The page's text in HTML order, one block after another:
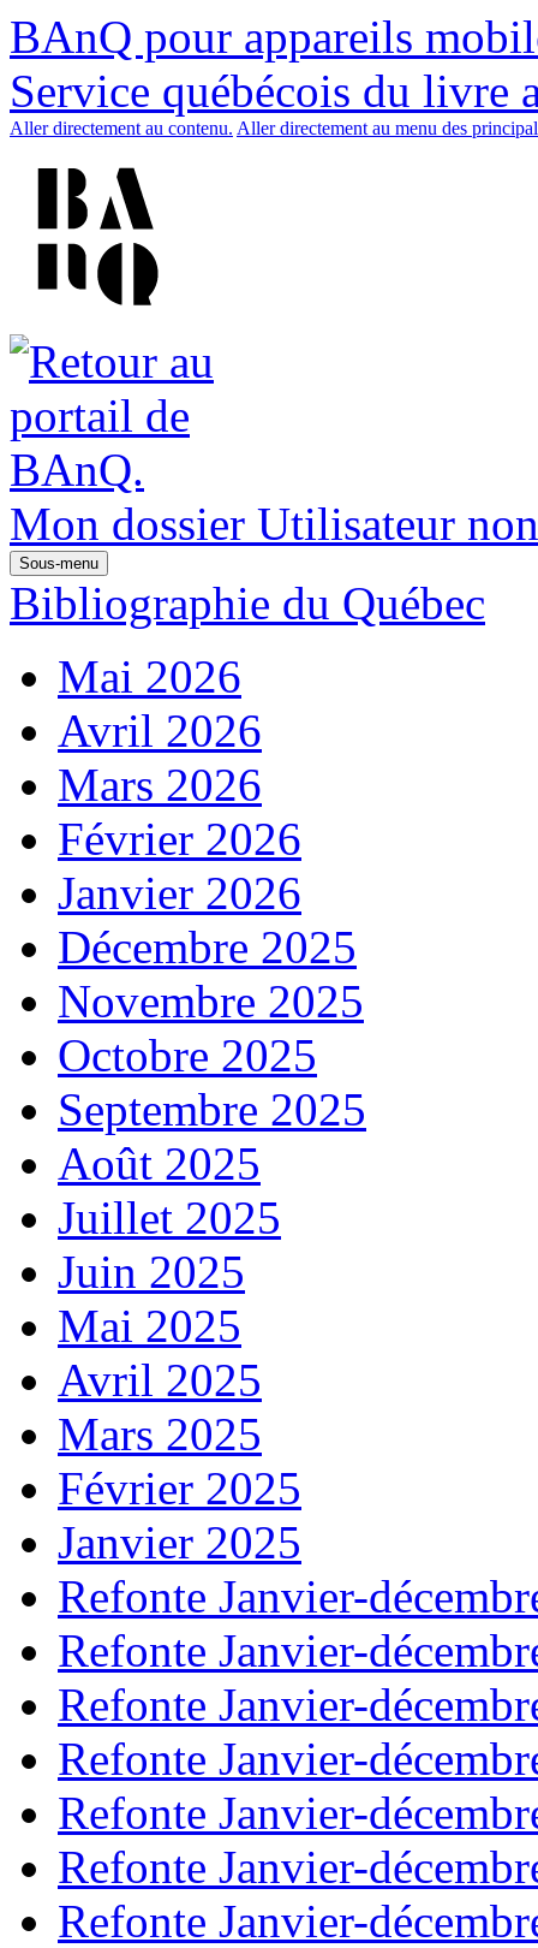
BAnQ pour appareils
Service québécois du livre
Aller directement au contenu. Aller directement au menu des
Mon dossier Utilisateur
Sous-menu
Bibliographie du Québec
Mai 2026
Avril 2026
Mars 2026
Février 2026
Janvier 2026
Décembre 2025
Novembre 2025
Octobre 2025
Septembre 2025
Août 2025
Juillet 2025
Juin 2025
Mai 2025
Avril 2025
Mars 2025
Février 2025
Janvier 2025
Refonte Janvier-
Refonte Janvier-
Refonte Janvier-
Refonte Janvier-
Refonte Janvier-
Refonte Janvier-
Refonte Janvier-